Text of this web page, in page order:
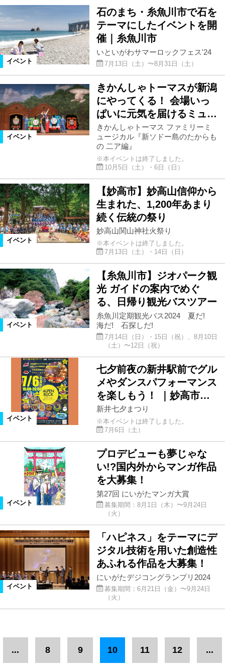
イベント
石のまち・糸魚川市で石を
テーマにしたイベントを開
催｜糸魚川市
いといがわサマーロックフェス'24
7月13日（土）〜8月31日（土）
イベント
きかんしゃトーマスが新潟
にやってくる！ 会場いっ
ぱいに元気を届けるミュ…
きかんしゃトーマス ファミリーミ
ュージカル『新ソドー島のたからも
の 二ア編』
※本イベントは終了しました。
10月5日（土）・6日（日）
イベント
【妙高市】妙高山信仰から
生まれた、1,200年あまり
続く伝統の祭り
妙高山関山神社火祭り
※本イベントは終了しました。
7月13日（土）・14日（日）
イベント
【糸魚川市】ジオパーク観
光 ガイドの案内でめぐ
る、日帰り観光バスツアー
糸魚川定期観光バス2024 夏だ!
海だ! 石探しだ!
7月14日（日）・15日（祝）、8月10日
（土）〜12日（祝）
イベント
七夕前夜の新井駅前でグル
メやダンスパフォーマンス
を楽しもう！ ｜妙高市…
新井七夕まつり
※本イベントは終了しました。
7月6日（土）
イベント
プロデビューも夢じゃな
い!?国内外からマンガ作品
を大募集！
第27回 にいがたマンガ大賞
募集期間：8月1日（木）〜9月24日
（火）
イベント
「ハピネス」をテーマにデ
ジタル技術を用いた創造性
あふれる作品を大募集！
にいがたデジコングランプリ2024
募集期間：6月21日（金）〜9月24日
（火）
... 8 9 10 11 12 ...